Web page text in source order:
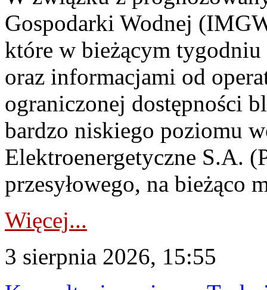
Gospodarki Wodnej
które w bieżącym tygodniu
oraz informacjami od
ograniczonej dostępności
bardzo niskiego poziomu
Elektroenergetyczne S.A.
przesyłowego, na bieżąco
Więcej...
3 sierpnia 2026, 15:55